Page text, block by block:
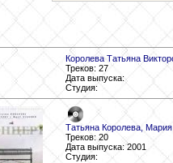
Королева Татьяна
Треков: 27
Дата выпуска:
Студия:
Татьяна Королева,
Треков: 20
Дата выпуска: 2001
Студия: